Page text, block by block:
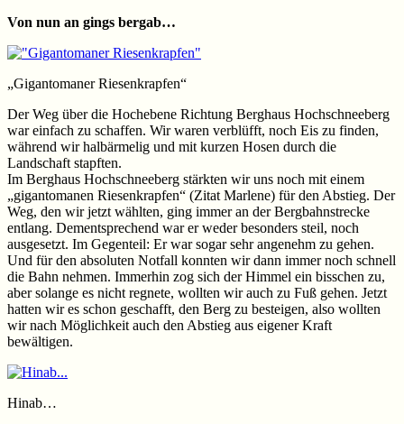
Von nun an gings bergab…
„Gigantomaner Riesenkrapfen“
Der Weg über die Hochebene Richtung Berghaus Hochschneeberg
war einfach zu schaffen. Wir waren verblüfft, noch Eis zu finden,
während wir halbärmelig und mit kurzen Hosen durch die
Landschaft stapften.
Im Berghaus Hochschneeberg stärkten wir uns noch mit einem
„gigantomanen Riesenkrapfen“ (Zitat Marlene) für den Abstieg. Der
Weg, den wir jetzt wählten, ging immer an der Bergbahnstrecke
entlang. Dementsprechend war er weder besonders steil, noch
ausgesetzt. Im Gegenteil: Er war sogar sehr angenehm zu gehen.
Und für den absoluten Notfall konnten wir dann immer noch schnell
die Bahn nehmen. Immerhin zog sich der Himmel ein bisschen zu,
aber solange es nicht regnete, wollten wir auch zu Fuß gehen. Jetzt
hatten wir es schon geschafft, den Berg zu besteigen, also wollten
wir nach Möglichkeit auch den Abstieg aus eigener Kraft
bewältigen.
Hinab…